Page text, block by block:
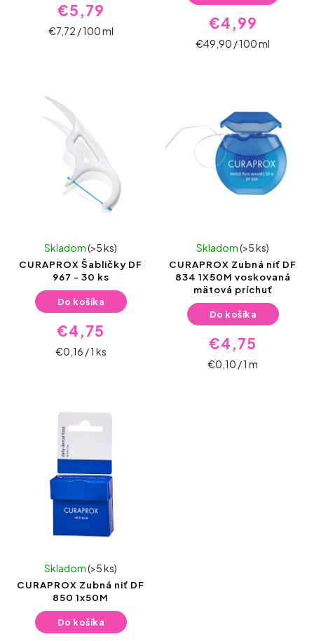
€5,79
€7,72 / 100 ml €4,99
€49,90 / 100 ml
CURAPROX Šabličky DF
967 - 30 ks
Skladom(>5 ks)
€4,75
€0,16 / 1 ks
Do košíka
CURAPROX Zubná niť DF
834 1X50M voskovaná
mätová príchuť
Skladom(>5 ks)
€4,75
€0,10 / 1 m
Do košíka
CURAPROX Zubná niť DF
850 1x50M
Skladom(>5 ks)
Do košíka